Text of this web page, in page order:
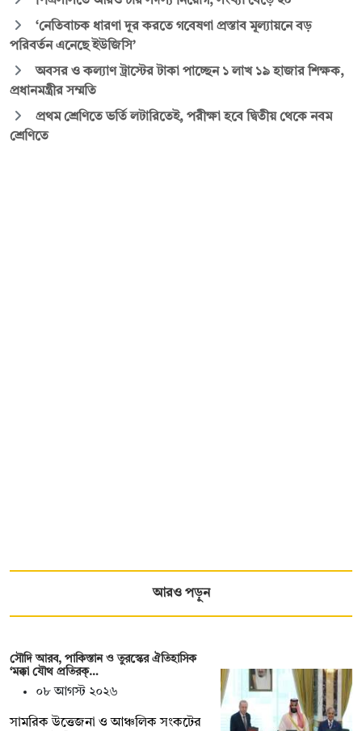
‘নেতিবাচক ধারণা দূর করতে গবেষণা প্রস্তাব মূল্যায়নে বড়
পরিবর্তন এনেছে ইউজিসি’
অবসর ও কল্যাণ ট্রাস্টের টাকা পাচ্ছেন ১ লাখ ১৯ হাজার শিক্ষক,
প্রধানমন্ত্রীর সম্মতি
প্রথম শ্রেণিতে ভর্তি লটারিতেই, পরীক্ষা হবে দ্বিতীয় থেকে নবম
শ্রেণিতে
আরও পড়ুন
সৌদি আরব, পাকিস্তান ও তুরস্কের ঐতিহাসিক
‘মক্কা যৌথ প্রতিরক্…
০৮ আগস্ট ২০২৬
সামরিক উত্তেজনা ও আঞ্চলিক সংকটের